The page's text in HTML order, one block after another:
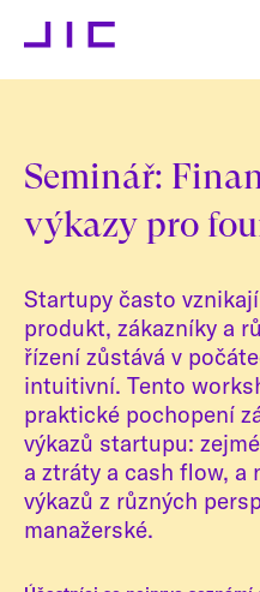
Seminář:
výkazy pro
Startupy často
produkt, zákazníky a
řízení zůstává v
intuitivní. Tento
praktické pochopení
výkazů startupu:
a ztráty a cash flow,
výkazů z různých
manažerské.